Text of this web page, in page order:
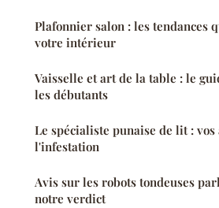
Plafonnier salon : les tendances
votre intérieur
Vaisselle et art de la table : le
les débutants
Le spécialiste punaise de lit :
l'infestation
Avis sur les robots tondeuses
notre verdict